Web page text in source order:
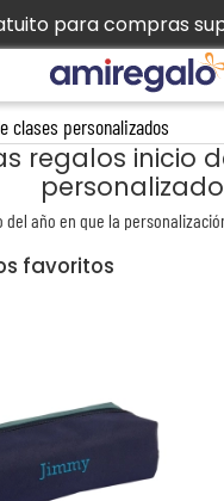
para compras
clases personalizados
regalos inicio
como kits, mochilas deportivas y de ocio, y bolsas para la guardería o el cambio. Además, descubre una gama exclusiva para comenzar el año escolar con estilo: elegantes
favoritos